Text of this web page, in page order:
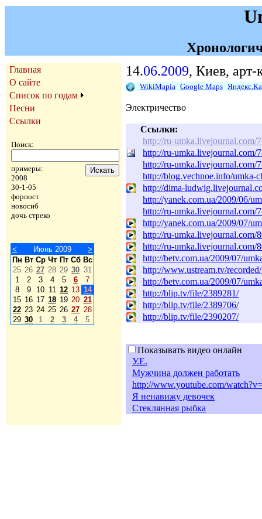
Главная
О сайте
Список по годам
Песни
Ссылки
Поиск:
примеры:
2008
30-1-05
форпост
новосиб
дочь стреко
< Июнь 2009
>
Пн Вт Ср Чт Пт Сб Вс
25 26 27 28 29 30 31
1
2 3 4 5 6
7
8
9 10 11 12 13 14
15 16 17 18 19 20 21
22 23 24 25 26 27 28
29 30 1 2 3 4 5
14.06.2009, Киев,
WikiMapia Google Maps
Электричество
Ссылки:
http://ru-umka.livejournal.com/
http://ru-umka.livejournal.com/
http://ru-umka.livejournal.com/
http://blog.vechnoe.info/umka-
http://dima-
http://yanek.com.ua/2009/06/
http://ru-umka.livejournal.com/
http://yanek.com.ua/2009/07/
http://ru-umka.livejournal.com/
http://ru-umka.livejournal.com/
http://betv.com.ua/2009/07/
http://www.ustream.tv/
http://betv.com.ua/2009/07/
http://blip.tv/file/2389281/
http://blip.tv/file/2389706/
http://blip.tv/file/2390207/
Показывать видео онлайн
У.Е.
Мужчина должен работать
http://www.youtube.com/
Я ненавижу девочек
Стеклянная рыбка